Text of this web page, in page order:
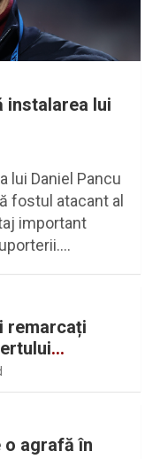
instalarea lui
lui Daniel Pancu
fostul atacant al
important
remarcați
în teren” |
o agrafă în